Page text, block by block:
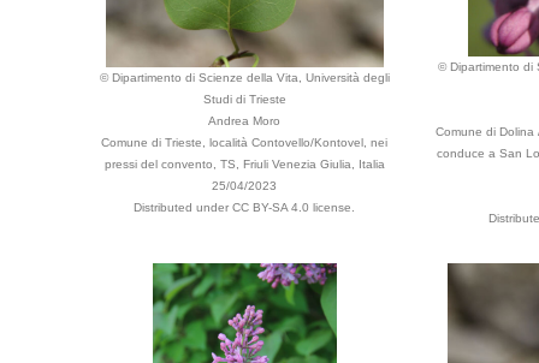
© Dipartimento di Scienze della Vita, Università degli
Studi di Trieste
Andrea Moro
Comune di Trieste, località Contovello/Kontovel, nei
pressi del convento, TS, Friuli Venezia Giulia, Italia
25/04/2023
Distributed under CC BY-SA 4.0 license.
© Dipartimento di
Comune di
conduce a San